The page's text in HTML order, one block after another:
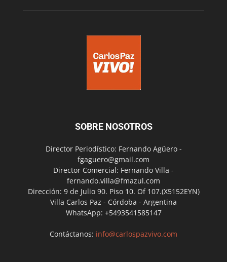
SOBRE NOSOTROS
Director Periodístico: Fernando Agüero -
fgaguero@gmail.com
Director Comercial: Fernando Villa -
fernando.villa@fmazul.com
Dirección: 9 de Julio 90. Piso 10. Of 107.(X5152EYN)
Villa Carlos Paz - Córdoba - Argentina
WhatsApp: +5493541585147
Contáctanos: info@carlospazvivo.com